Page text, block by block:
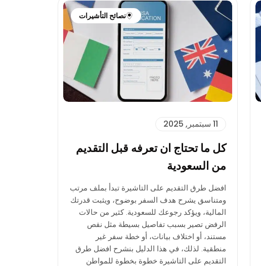
نصائح التأشيرات
11 سبتمبر, 2025
كل ما تحتاج ان تعرفه قبل التقديم
من السعودية
افضل طرق التقديم على التاشيرة تبدأ بملف مرتب
ومتناسق يشرح هدف السفر بوضوح، ويثبت قدرتك
المالية، ويؤكد رجوعك للسعودية. كثير من حالات
الرفض تصير بسبب تفاصيل بسيطة مثل نقص
مستند، أو اختلاف بيانات، أو خطة سفر غير
منطقية. لذلك، في هذا الدليل بنشرح افضل طرق
التقديم على التاشيرة خطوة بخطوة للمواطن